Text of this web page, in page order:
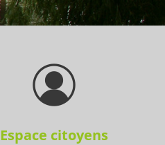
Espace citoyens